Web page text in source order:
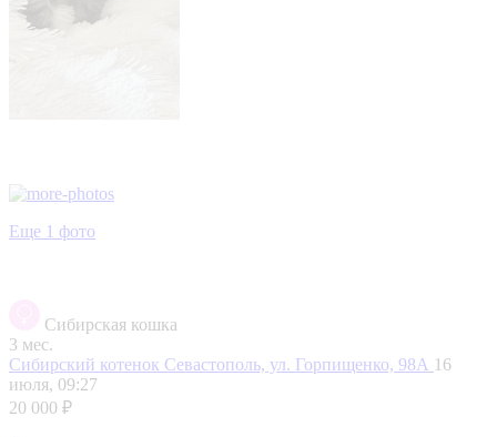
Еще 1 фото
Сибирская кошка
3 мес.
Сибирский котенок Севастополь, ул. Горпищенко, 98А 16
июля, 09:27
20 000 ₽